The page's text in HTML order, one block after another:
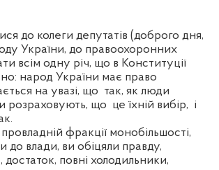
до колеги депутатів (доброго дня,
України, до правоохоронних
всім одну річ, що в Конституції
народ України має право
на увазі, що так, як люди
розраховують, що це їхній вибір, і
фракції монобільшості,
до влади, ви обіцяли правду,
достаток, повні холодильники,